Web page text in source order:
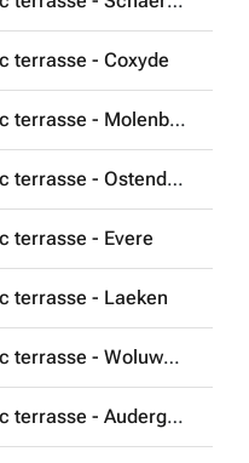
terrasse - Coxyde
Appartement à vendre avec terrasse - Molenbeek-Saint-Jean
Appartement à vendre avec terrasse - Ostende (8400)
terrasse - Evere
terrasse - Laeken
Appartement à vendre avec terrasse - Woluwe-Saint-Pierre
Appartement à vendre avec terrasse - Auderghem